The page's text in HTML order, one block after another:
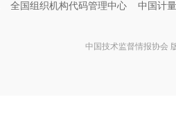
全国组织机构代码管理中心 中国计
中国技术监督情报协会